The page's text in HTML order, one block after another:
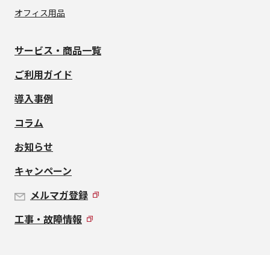
オフィス用品
サービス・商品一覧
ご利用ガイド
導入事例
コラム
お知らせ
キャンペーン
メルマガ登録
工事・故障情報